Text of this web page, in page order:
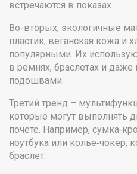
встречаются в показах.
Во-вторых, экологичные
пластик, веганская кожа и
популярными. Их
в ремнях, браслетах и
подошвами.
Третий тренд –
которые могут выполнять
почёте. Например,
ноутбука или колье‑чокер,
браслет.